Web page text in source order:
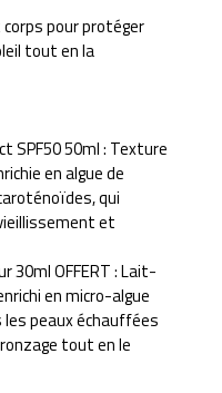
pour protéger
tout en la
SPF50 50ml : Texture
en algue de
qui
et
30ml OFFERT : Lait-
en micro-algue
peaux échauffées
tout en le